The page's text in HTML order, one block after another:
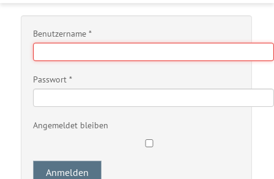
Benutzername *
Passwort *
Angemeldet bleiben
Anmelden